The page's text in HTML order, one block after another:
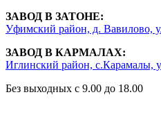
ЗАВОД В ЗАТОНЕ:
Уфимский район, д. Вавилово,
ЗАВОД В КАРМАЛАХ:
Иглинский район, с.Карамалы,
Без выходных с 9.00 до 18.00